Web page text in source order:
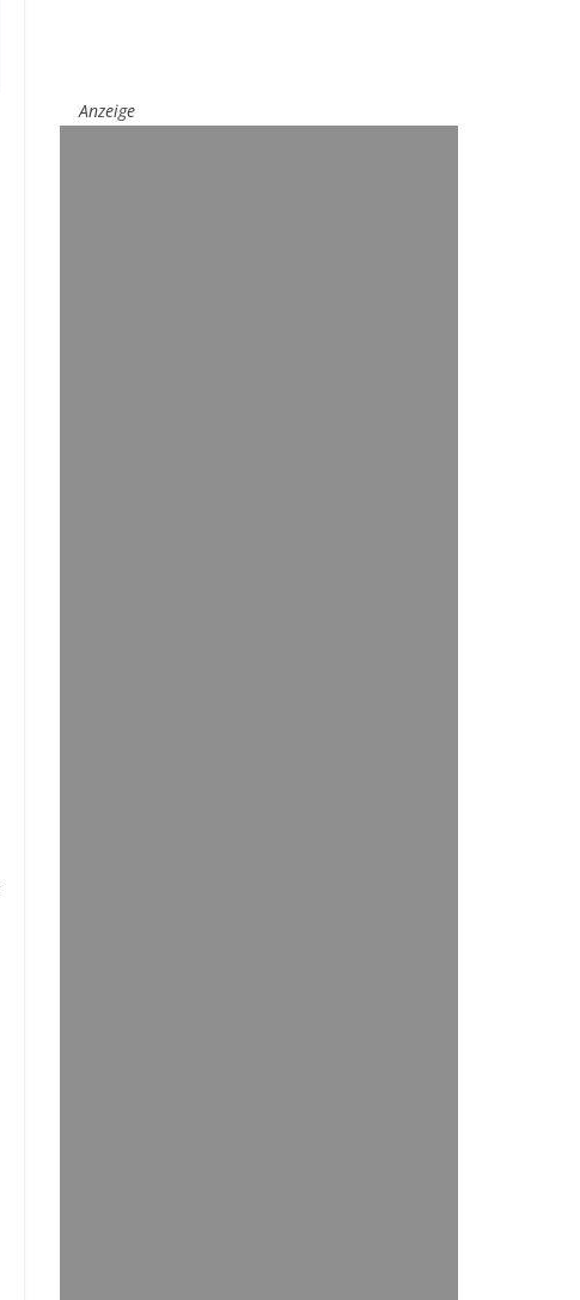
Anzeige